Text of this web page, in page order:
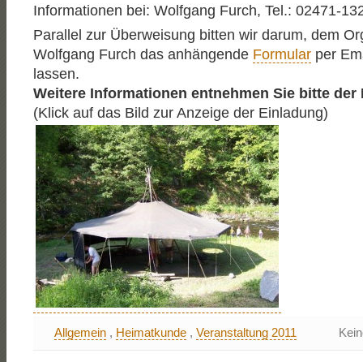
Informationen bei: Wolfgang Furch, Tel.: 02471-
Parallel zur Überweisung bitten wir darum, dem
Wolfgang Furch das anhängende Formularper
lassen.
Weitere Informationen entnehmen Sie bitte der
(Klick auf das Bild zur Anzeige der Einladung)
Allgemein, Heimatkunde, Veranstaltung 2011